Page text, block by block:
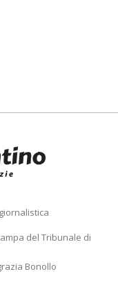
del Tribunale di
Bonollo